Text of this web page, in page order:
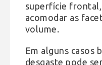
superfície frontal,
acomodar as
volume.
Em alguns casos
desgaste pode